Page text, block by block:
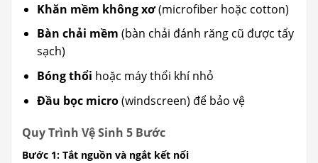
Khăn mềm không xơ(microfiber hoặc cotton)
Bàn chải mềm (bàn chải đánh răng cũ được tẩy
sạch)
Bóng thổi hoặc máy thổi khí nhỏ
Đầu bọc micro(windscreen) để bảo vệ
Quy Trình Vệ Sinh 5 Bước
Bước 1: Tắt nguồn và ngắt kết nối